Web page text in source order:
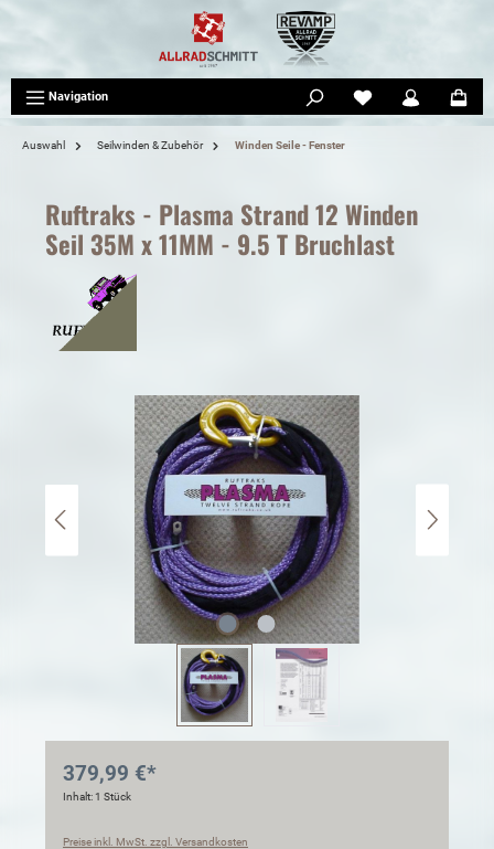
Navigation
Auswahl Seilwinden & Zubehör Winden Seile - Fenster
Ruftraks - Plasma Strand 12 Winden
Seil 35M x 11MM - 9.5 T Bruchlast
379,99 €*
Inhalt:1 Stück
Preise inkl. MwSt. zzgl. Versandkosten